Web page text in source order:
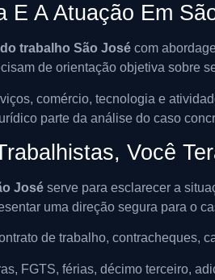
E A Atuação Em
trabalho São José com
de orientação objetiva sobre
comércio, tecnologia e
parte da análise do caso
Você
José serve para esclarecer a
uma direção segura para o
de trabalho, contracheques,
FGTS, férias, décimo terceiro,